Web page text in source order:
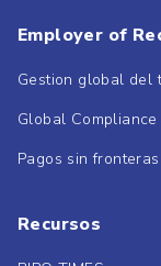
Employer of
Gestion global del
Global Compliance
Pagos sin fronteras
Recursos